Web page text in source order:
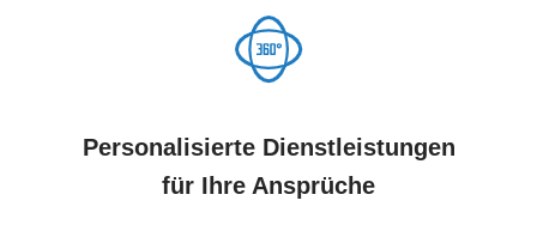
Personalisierte Dienstleistungen
für Ihre Ansprüche